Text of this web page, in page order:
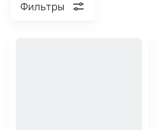
Фильтры